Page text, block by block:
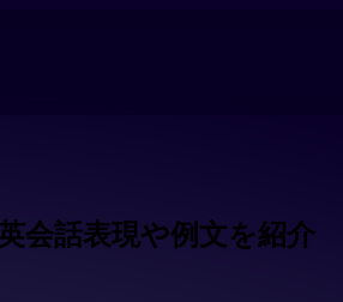
会話表現や例文を紹介